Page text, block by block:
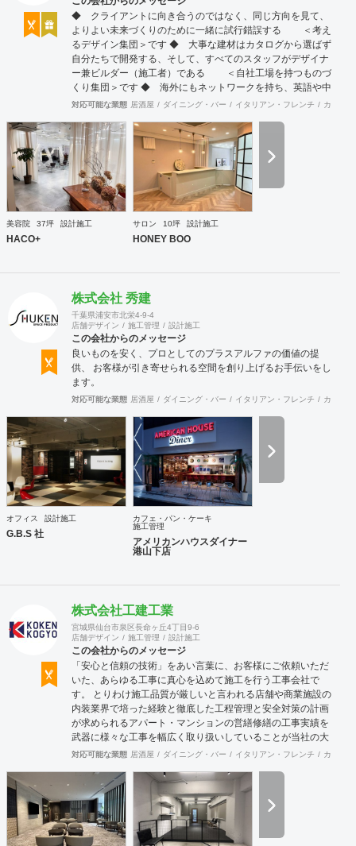
◆ クライアントに向き合うのではなく、同じ方向を見て、
よりよい未来づくりのために一緒に試行錯誤する ＜考え
るデザイン集団＞です ◆ 大事な建材はカタログから選ばず
自分たちで開発する、そして、すべてのスタッフがデザイナ
ー兼ビルダー（施工者）である ＜自社工場を持つものづ
くり集団＞です ◆ 海外にもネットワークを持ち、英語や中
国語に堪能なスタッフたちが、海外から国内への出店をスム
工案件、設計＋造作物の案件、施工案件、造作物制作など、
多様な請負形態が可能です。工場では金属を中心にさまざま
な素材を用いた制作が可能で、例えば通常デザイン性とは無
縁な特定防火設備（鉄扉）などにも高いデザイン性を施すこ
とも可能です。 GRIDFRAME とりかえのきかない空間
https://gridframe.co.jp/ Synes(シネス) 霧のようなやわらか
込む空間 https://sotochiku.com/
対応可能な業態 居酒屋 ダイニング・バー イタリアン・フレンチ カフェ
美容院 37坪 設計施工
HACO+
サロン 10坪 設計施工
HONEY BOO
株式会社 秀建
千葉県浦安市北栄4-9-4
店舗デザイン
施工管理 設計施工
この会社からのメッセージ
良いものを安く、プロとしてのプラスアルファの価値の提
供、 お客様が引き寄せられる空間を創り上げるお手伝いをし
ます。
対応可能な業態 居酒屋 ダイニング・バー イタリアン・フレンチ カフェ
オフィス 設計施工
G.B.S 社
カフェ・パン・ケーキ
施工管理
アメリカンハウスダイナー
港山下店
株式会社工建工業
宮城県仙台市泉区長命ヶ丘4丁目9-6
店舗デザイン
施工管理 設計施工
この会社からのメッセージ
「安心と信頼の技術」をあい言葉に、お客様にご依頼いただ
いた、あらゆる工事に真心を込めて施工を行う工事会社で
す。 とりわけ施工品質が厳しいと言われる店舗や商業施設の
内装業界で培った経験と徹底した工程管理と安全対策の計画
が求められるアパート・マンションの営繕修繕の工事実績を
武器に様々な工事を幅広く取り扱いしていることが当社の大
きな特徴です。
対応可能な業態 居酒屋 ダイニング・バー イタリアン・フレンチ カフェ